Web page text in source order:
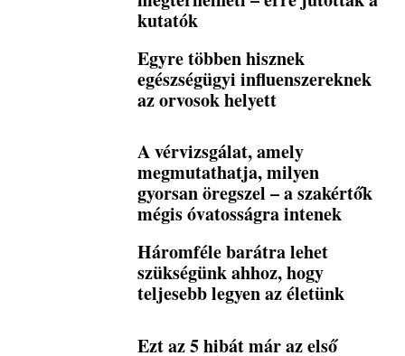
kutatók
Egyre többen hisznek
egészségügyi influenszereknek
az orvosok helyett
A vérvizsgálat, amely
megmutathatja, milyen
gyorsan öregszel – a szakértők
mégis óvatosságra intenek
Háromféle barátra lehet
szükségünk ahhoz, hogy
teljesebb legyen az életünk
Ezt az 5 hibát már az első